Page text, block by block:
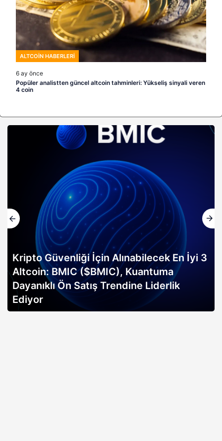
ALTCOIN HABERLERI
6 ay önce
Popüler analistten güncel altcoin tahminleri: Yükseliş sinyali veren
4 coin
Kripto Güvenliği İçin Alınabilecek En İyi 3
Altcoin: BMIC ($BMIC), Kuantuma
Dayanıklı Ön Satış Trendine Liderlik
Ediyor